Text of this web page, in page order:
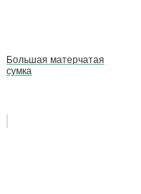
Большая матерчатая
сумка